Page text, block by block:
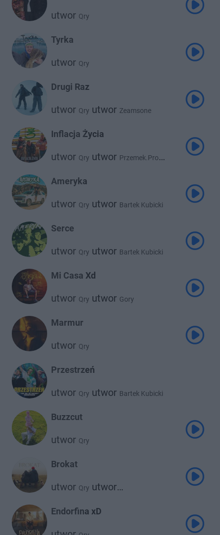
utwor Qry
Tyrka
utwor Qry
Drugi Raz
utwor Qry utwor Zeamsone
Inflacja Życia
utwor Qry utwor Przemek.Pro
Ameryka
utwor Qry utwor Bartek Kubicki
Serce
utwor Qry utwor Bartek Kubicki
Mi Casa Xd
utwor Qry utwor Gory
Marmur
utwor Qry
Przestrzeń
utwor Qry utwor Bartek Kubicki
Buzzcut
utwor Qry
Brokat
utwor Qry utwor
Endorfina xD